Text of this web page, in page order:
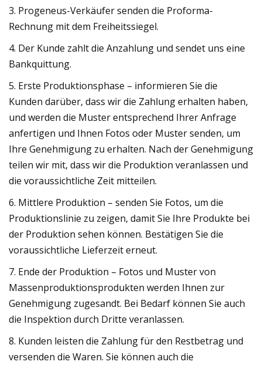
3. Progeneus-Verkäufer senden die Proforma-
Rechnung mit dem Freiheitssiegel.
4. Der Kunde zahlt die Anzahlung und sendet uns eine
Bankquittung.
5. Erste Produktionsphase – informieren Sie die
Kunden darüber, dass wir die Zahlung erhalten haben,
und werden die Muster entsprechend Ihrer Anfrage
anfertigen und Ihnen Fotos oder Muster senden, um
Ihre Genehmigung zu erhalten. Nach der Genehmigung
teilen wir mit, dass wir die Produktion veranlassen und
die voraussichtliche Zeit mitteilen.
6. Mittlere Produktion – senden Sie Fotos, um die
Produktionslinie zu zeigen, damit Sie Ihre Produkte bei
der Produktion sehen können. Bestätigen Sie die
voraussichtliche Lieferzeit erneut.
7. Ende der Produktion – Fotos und Muster von
Massenproduktionsprodukten werden Ihnen zur
Genehmigung zugesandt. Bei Bedarf können Sie auch
die Inspektion durch Dritte veranlassen.
8. Kunden leisten die Zahlung für den Restbetrag und
versenden die Waren. Sie können auch die